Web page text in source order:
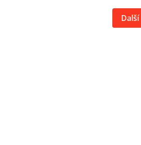
Další